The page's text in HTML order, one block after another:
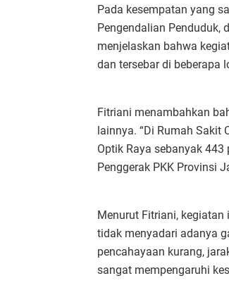
Pada kesempatan yang
Pengendalian Penduduk,
menjelaskan bahwa
dan tersebar di beberapa
Fitriani menambahkan
lainnya. “Di Rumah Sakit
Optik Raya sebanyak
Penggerak PKK Provinsi
Menurut Fitriani,
tidak menyadari adanya
pencahayaan kurang,
sangat mempengaruhi